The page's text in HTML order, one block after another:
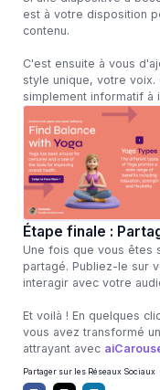
est à votre disposition
contenu.
C'est ensuite à vous
style unique, votre
simplement informatif à
Étape finale :
Une fois que vous êtes
partagé. Publiez-le sur
interagir avec votre
Et voilà ! En quelques
vous avez transformé
attrayant avec
Partager sur les Réseaux Sociaux